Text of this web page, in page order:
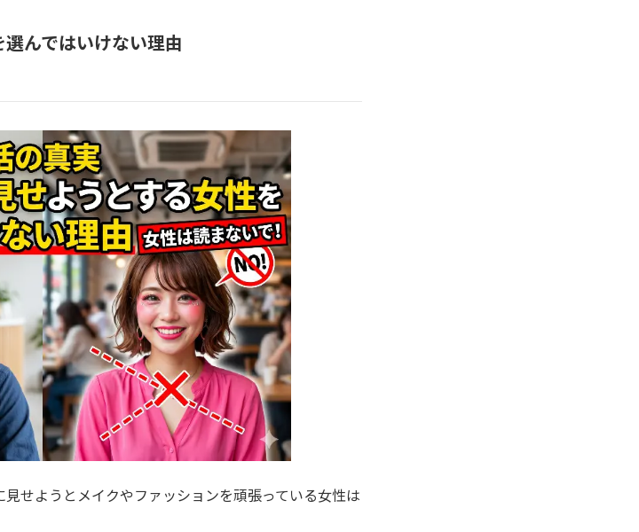
んではいけない理由
せようとメイクやファッションを頑張っている女性は